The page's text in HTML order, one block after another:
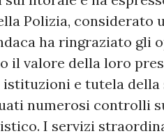
Polizia,
ha ringraziato gli
valore della loro
e tutela della
numerosi controlli
I servizi